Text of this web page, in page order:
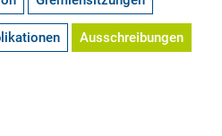
Ausschreibungen